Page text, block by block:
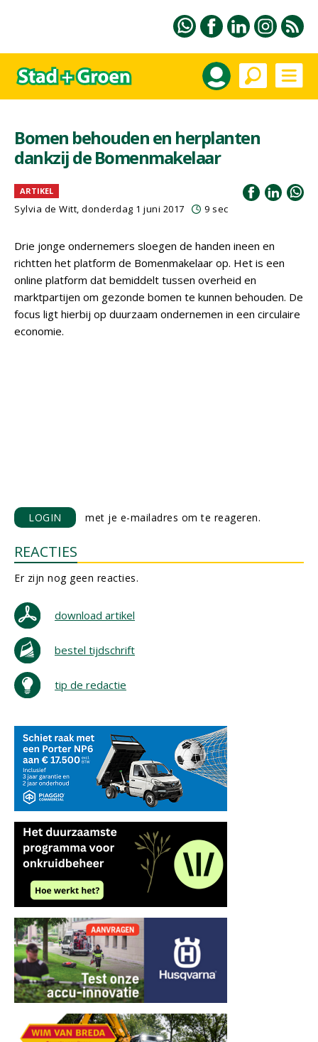
Bomen behouden en herplanten
dankzij de Bomenmakelaar
ARTIKEL
Sylvia de Witt, donderdag 1 juni 2017 9 sec
Drie jonge ondernemers sloegen de handen ineen en
richtten het platform de Bomenmakelaar op. Het is een
online platform dat bemiddelt tussen overheid en
marktpartijen om gezonde bomen te kunnen behouden. De
focus ligt hierbij op duurzaam ondernemen in een circulaire
economie.
LOGIN met je e-mailadres om te reageren.
REACTIES
Er zijn nog geen reacties.
download artikel
bestel tijdschrift
tip de redactie